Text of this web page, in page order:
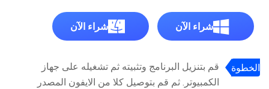
شراء الآن شراء الآن
الخطوة
قم بتنزيل البرنامج وتثبيته ثم تشغيله على جهاز
الكمبيوتر. ثم قم بتوصيل كلا من الايفون المصدر